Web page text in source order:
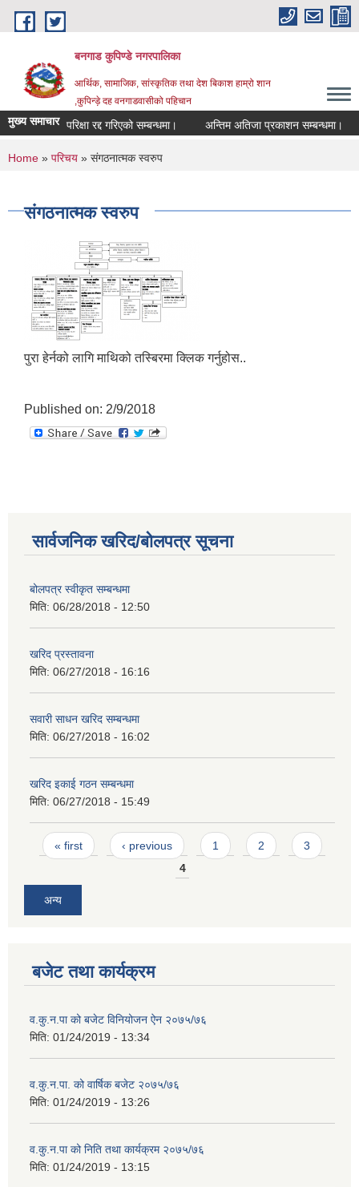
Skip to main content
बनगाड कुपिण्डे नगरपालिका
आर्थिक, सामाजिक, सांस्कृतिक तथा देश बिकाश हाम्रो शान
,कुपिन्ड़े दह वनगाडवासीको पहिचान
मुख्य समाचारपरिक्षा रद्द गरिएको सम्बन्धमा। अन्तिम अतिजा प्रकाशन सम्बन्धमा।
You are here
Home » परिचय » संगठनात्मक स्वरुप
संगठनात्मक स्वरुप
पुरा हेर्नको लागि माथिको तस्बिरमा क्लिक गर्नुहोस..
Published on: 2/9/2018
सार्वजनिक खरिद/बोलपत्र सूचना
बोलपत्र स्वीकृत सम्बन्धमा
मिति: 06/28/2018 - 12:50
खरिद प्रस्तावना
मिति: 06/27/2018 - 16:16
सवारी साधन खरिद सम्बन्धमा
मिति: 06/27/2018 - 16:02
खरिद इकाई गठन सम्बन्धमा
मिति: 06/27/2018 - 15:49
Pages
« first ‹ previous 1 2
3
4
अन्य
बजेट तथा कार्यक्रम
व.कु.न.पा को बजेट विनियोजन ऐन २०७५/७६
मिति: 01/24/2019 - 13:34
व.कु.न.पा. को वार्षिक बजेट २०७५/७६
मिति: 01/24/2019 - 13:26
व.कु.न.पा को निति तथा कार्यक्रम २०७५/७६
मिति: 01/24/2019 - 13:15